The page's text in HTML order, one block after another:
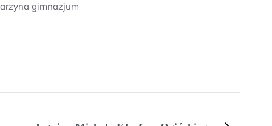
gimnazjum